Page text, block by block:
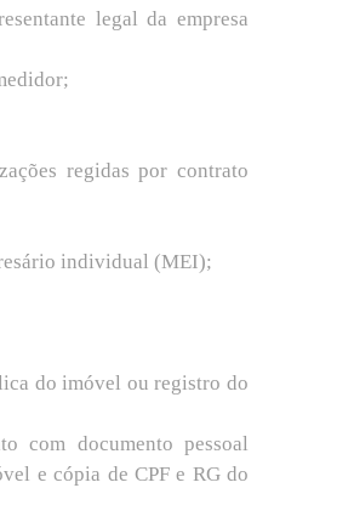
legal da empresa
regidas por contrato
individual (MEI);
do imóvel ou registro do
com documento pessoal
e cópia de CPF e RG do